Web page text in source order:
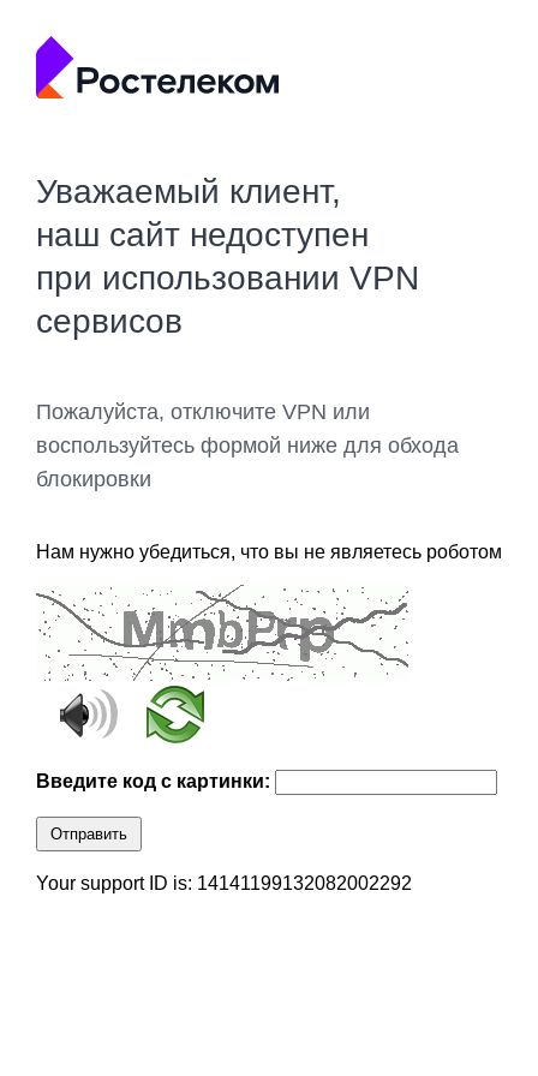
Уважаемый клиент,
наш сайт недоступен
при использовании VPN
сервисов
Пожалуйста, отключите VPN или
воспользуйтесь формой ниже для обхода
блокировки
Нам нужно убедиться, что вы не являетесь роботом
Введите код с картинки:
Отправить
Your support ID is: 14141199132082002292